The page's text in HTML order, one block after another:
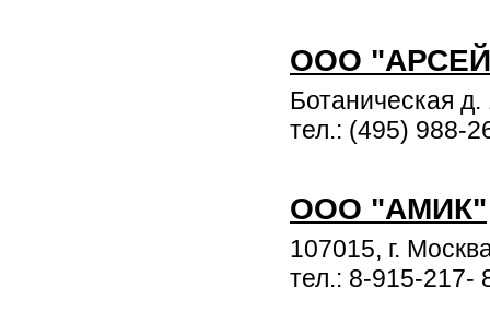
ООО
Ботаническая д.
тел.: (495) 988-
ООО "АМИК"
107015, г.
тел.: 8-915-217-